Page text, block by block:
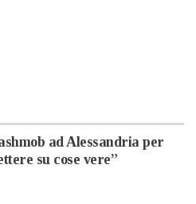
ad Alessandria per
su cose vere”